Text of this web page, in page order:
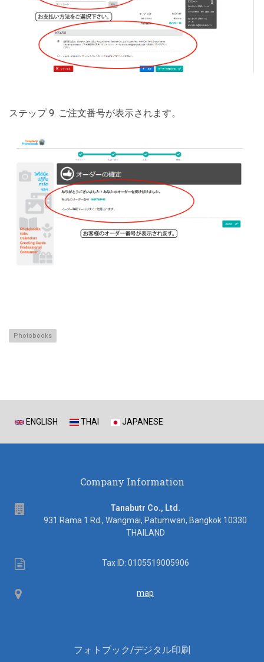
ステップ 9. ご注文番号が表示されます。
Photobooks
ENGLISH THAI JAPANESE
Company Information
Tanabutr Co., Ltd.
931 Rama 1 Rd., Wangmai, Patumwan, Bangkok 10330
THAILAND
Tax
Tax ID: 0105519005906
Map map
フォトブック/デジタル印刷